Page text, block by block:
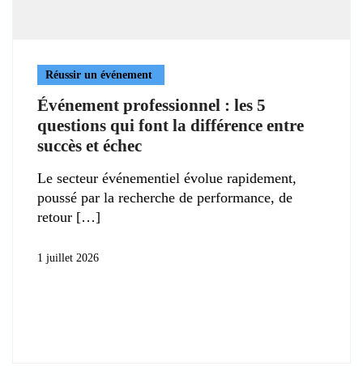
Réussir un événement
Événement professionnel : les 5
questions qui font la différence entre
succès et échec
Le secteur événementiel évolue rapidement,
poussé par la recherche de performance, de
retour
1 juillet 2026